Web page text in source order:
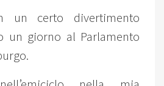
un certo divertimento
un giorno al Parlamento